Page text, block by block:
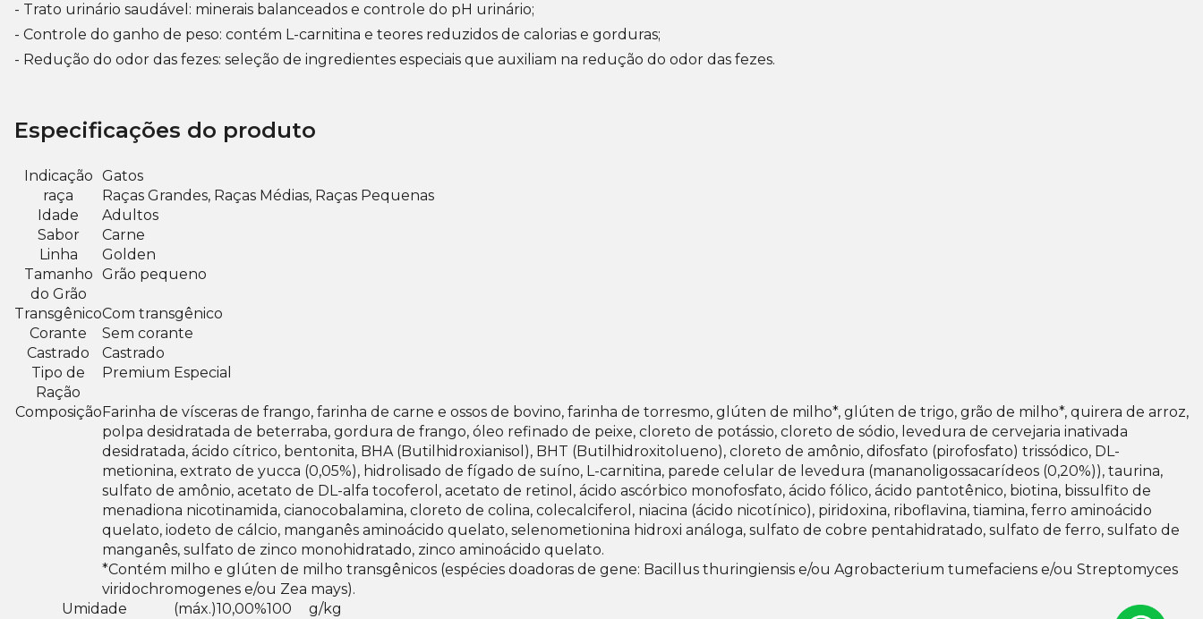
- Trato urinário saudável: minerais balanceados e controle do pH urinário;
- Controle do ganho de peso: contém L-carnitina e teores reduzidos de calorias e gorduras;
- Redução do odor das fezes: seleção de ingredientes especiais que auxiliam na redução do odor das fezes.
Especificações do produto
Indicação Gatos
raça
Raças Grandes, Raças Médias, Raças Pequenas
Idade
Adultos
Sabor
Carne
Linha
Golden
Tamanho
do Grão
Grão pequeno
TransgênicoCom transgênico
Corante
Sem corante
Castrado
Castrado
Tipo de
Ração
Premium Especial
ComposiçãoFarinha de vísceras de frango, farinha de carne e ossos de bovino, farinha de torresmo, glúten de milho*, glúten de trigo, grão de milho*, quirera de arroz,
polpa desidratada de beterraba, gordura de frango, óleo refinado de peixe, cloreto de potássio, cloreto de sódio, levedura de cervejaria inativada
desidratada, ácido cítrico, bentonita, BHA (Butilhidroxianisol), BHT (Butilhidroxitolueno), cloreto de amônio, difosfato (pirofosfato) trissódico, DL-
metionina, extrato de yucca (0,05%), hidrolisado de fígado de suíno, L-carnitina, parede celular de levedura (mananoligossacarídeos (0,20%)), taurina,
sulfato de amônio, acetato de DL-alfa tocoferol, acetato de retinol, ácido ascórbico monofosfato, ácido fólico, ácido pantotênico, biotina, bissulfito de
menadiona nicotinamida, cianocobalamina, cloreto de colina, colecalciferol, niacina (ácido nicotínico), piridoxina, riboflavina, tiamina, ferro aminoácido
quelato, iodeto de cálcio, manganês aminoácido quelato, selenometionina hidroxi análoga, sulfato de cobre pentahidratado, sulfato de ferro, sulfato de
manganês, sulfato de zinco monohidratado, zinco aminoácido quelato.
*Contém milho e glúten de milho transgênicos (espécies doadoras de gene: Bacillus thuringiensis e/ou Agrobacterium tumefaciens e/ou Streptomyces
viridochromogenes e/ou Zea mays).
Umidade
(máx.)10,00%100
g/kg